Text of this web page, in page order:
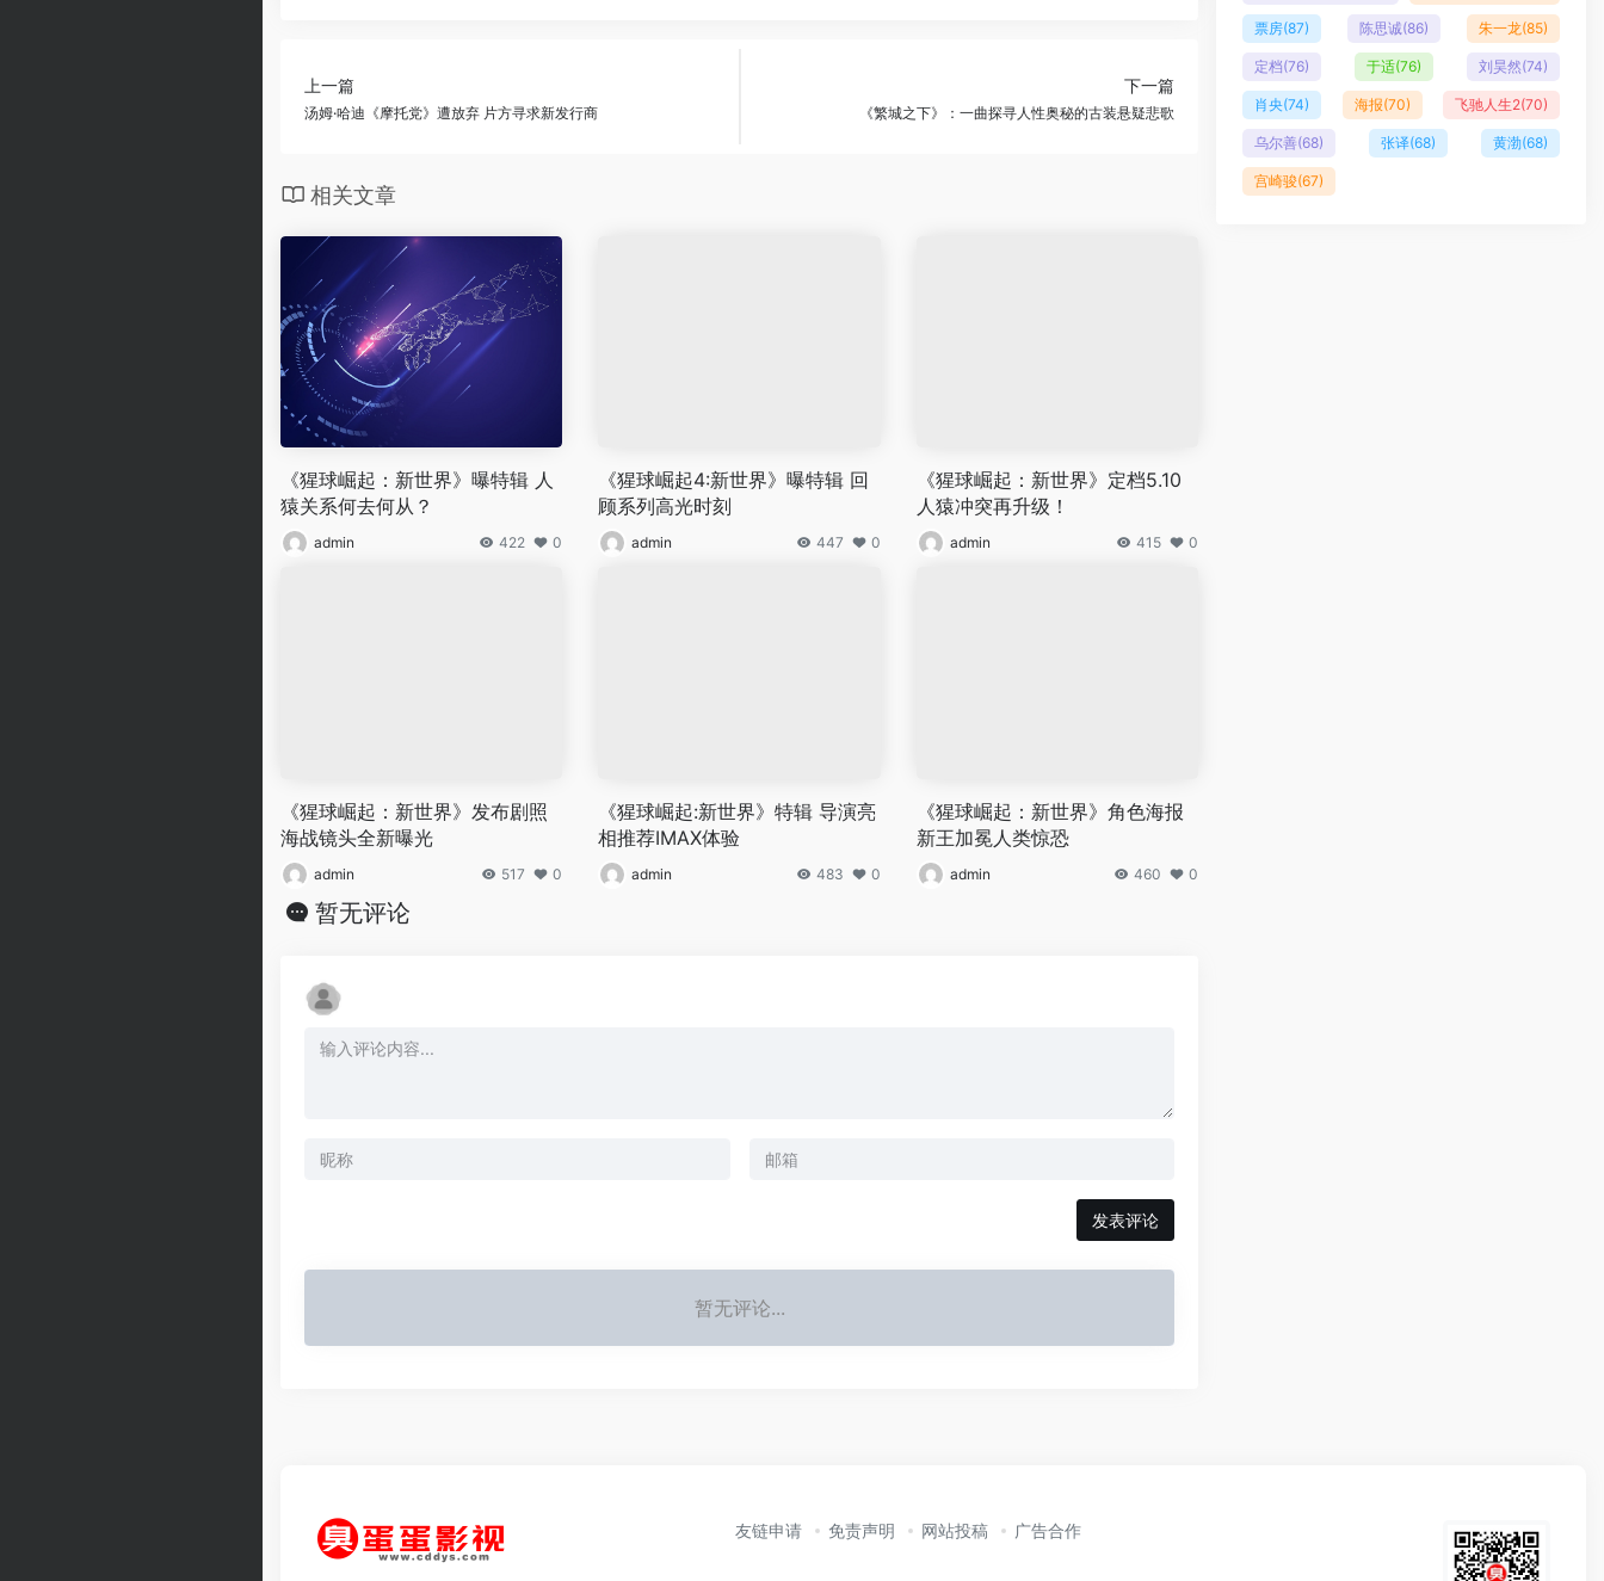
上一篇
汤姆·哈迪《摩托党》遭放弃 片方寻求新发行商
下一篇
《繁城之下》：一曲探寻人性奥秘的古装悬疑悲歌
相关文章
《猩球崛起：新世界》曝特辑 人
猿关系何去何从？
admin 422 0
《猩球崛起4:新世界》曝特辑 回
顾系列高光时刻
admin 447 0
《猩球崛起：新世界》定档5.10
人猿冲突再升级！
admin 415 0
《猩球崛起：新世界》发布剧照
海战镜头全新曝光
admin 517 0
《猩球崛起:新世界》特辑 导演亮
相推荐IMAX体验
admin 483 0
《猩球崛起：新世界》角色海报
新王加冕人类惊恐
admin 460 0
暂无评论
发表评论
暂无评论...
票房(87) 陈思诚(86) 朱一龙(85)
定档(76) 于适(76) 刘昊然(74)
肖央(74) 海报(70) 飞驰人生2(70)
乌尔善(68) 张译(68) 黄渤(68)
宫崎骏(67)
友链申请 免责声明 网站投稿 广告合作